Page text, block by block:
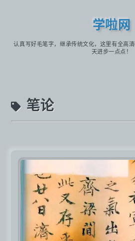
学啦网
认真写好毛笔字，继承传统文化，这里有全高
天进步一点点！
笔论